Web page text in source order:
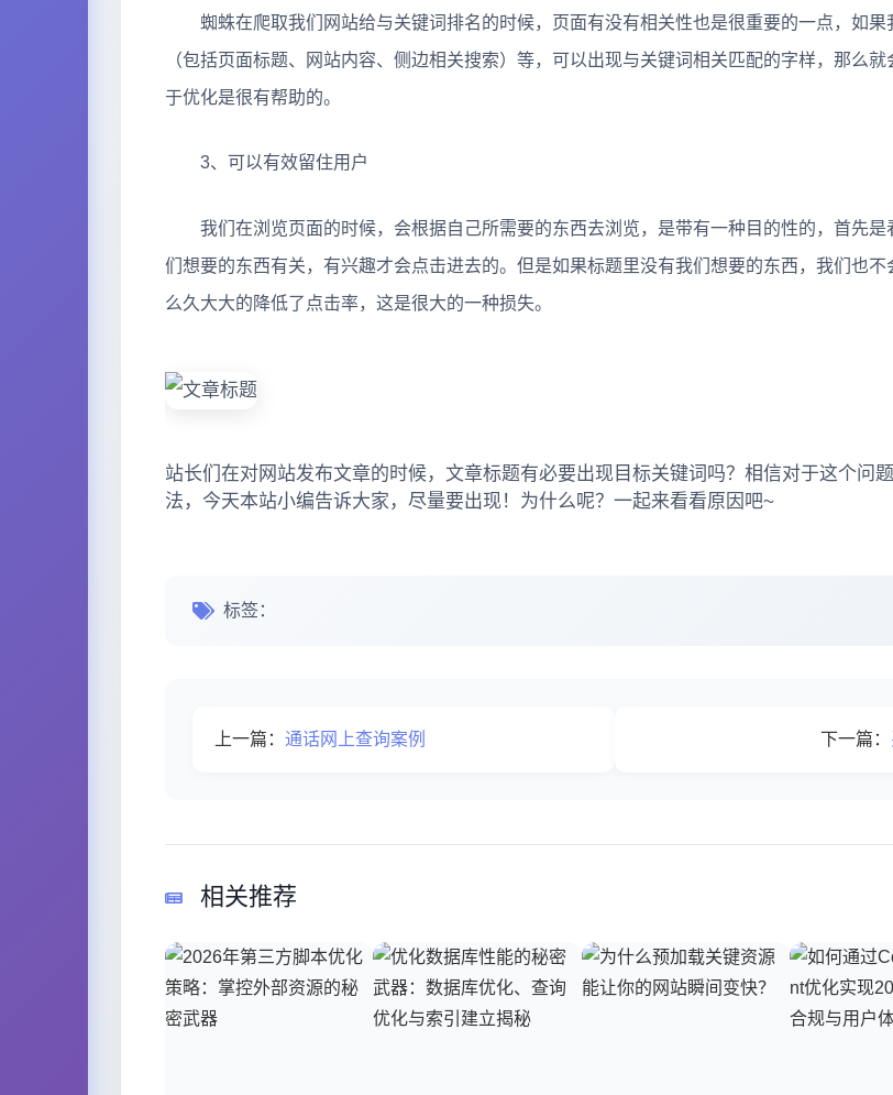
蜘蛛在爬取我们网站给与关键词排名的时候，页面有没有相关性也是很重要的一点，如果
（包括页面标题、网站内容、侧边相关搜索）等，可以出现与关键词相关匹配的字样，那么
于优化是很有帮助的。
3、可以有效留住用户
我们在浏览页面的时候，会根据自己所需要的东西去浏览，是带有一种目的性的，首先是
们想要的东西有关，有兴趣才会点击进去的。但是如果标题里没有我们想要的东西，我们也不
么久大大的降低了点击率，这是很大的一种损失。
站长们在对网站发布文章的时候，文章标题有必要出现目标关键词吗？相信对于这个问
法，今天本站小编告诉大家，尽量要出现！为什么呢？一起来看看原因吧~
标签：
上一篇： 通话网上查询案例 下一篇：
相关推荐